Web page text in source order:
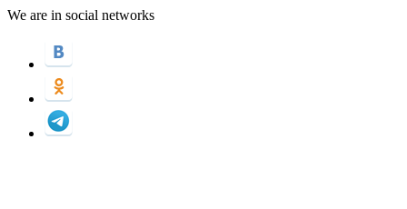
We are in social networks